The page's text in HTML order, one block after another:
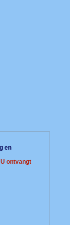
en
U ontvangt